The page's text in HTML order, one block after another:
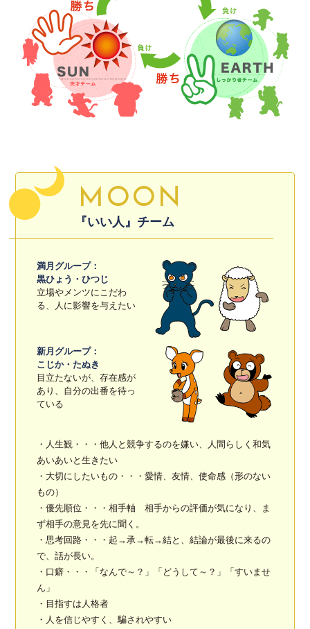
MOON
『いい人』チーム
満月グループ：
黒ひょう・ひつじ
立場やメンツにこだわ
る、人に影響を与えたい
新月グループ：
こじか・たぬき
目立たないが、存在感が
あり、自分の出番を待っ
ている
・人生観・・・他人と競争するのを嫌い、人間らしく和気
あいあいと生きたい
・大切にしたいもの・・・愛情、友情、使命感（形のない
もの）
・優先順位・・・相手軸 相手からの評価が気になり、ま
ず相手の意見を先に聞く。
・思考回路・・・起→承→転→結と、結論が最後に来るの
で、話が長い。
・口癖・・・「なんで～？」「どうして～？」「すいませ
ん」
・目指すは人格者
・人を信じやすく、騙されやすい